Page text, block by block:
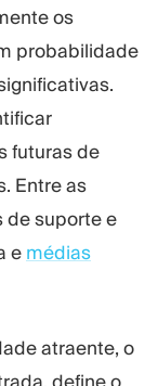
os
probabilidade
futuras de
Entre as
de suporte e
e médias
atraente, o